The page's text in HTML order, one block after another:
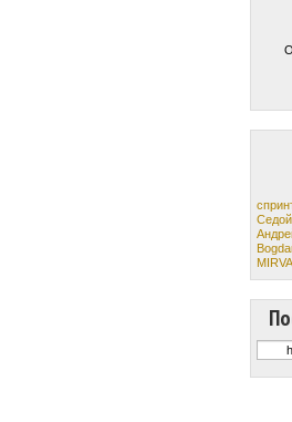
Cедой